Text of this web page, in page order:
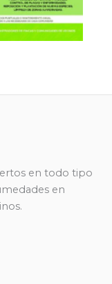
en todo tipo
en